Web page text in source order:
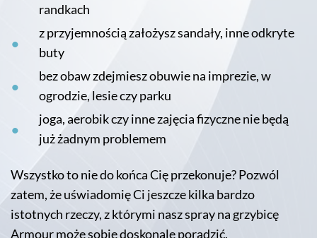
randkach
z przyjemnością założysz sandały, inne odkryte
buty
bez obaw zdejmiesz obuwie na imprezie, w
ogrodzie, lesie czy parku
joga, aerobik czy inne zajęcia fizyczne nie będą
już żadnym problemem
Wszystko to nie do końca Cię przekonuje? Pozwól
zatem, że uświadomię Ci jeszcze kilka bardzo
istotnych rzeczy, z którymi nasz spray na grzybicę
Armour może sobie doskonale poradzić.